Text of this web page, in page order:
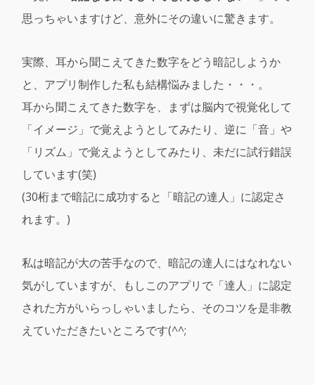
思っちゃいますけど、意外にその違いに驚きます。
実際、耳から聞こえてきた数字をどう暗記しようか
と、アプリ制作した私も結構悩みました・・・。
耳から聞こえてきた数字を、まずは脳内で視覚化して
「イメージ」で覚えようとしてみたり、逆に「音」や
「リズム」で覚えようとしてみたり、未だに試行錯誤
しています(笑)
(30桁まで暗記に成功すると「暗記の達人」に認定さ
れます。)
私は暗記が大の苦手なので、暗記の達人にはなれない
気がしていますが、もしこのアプリで「達人」に認定
された方がいらっしゃいましたら、そのコツを是非教
えていただきたいところです(^^;